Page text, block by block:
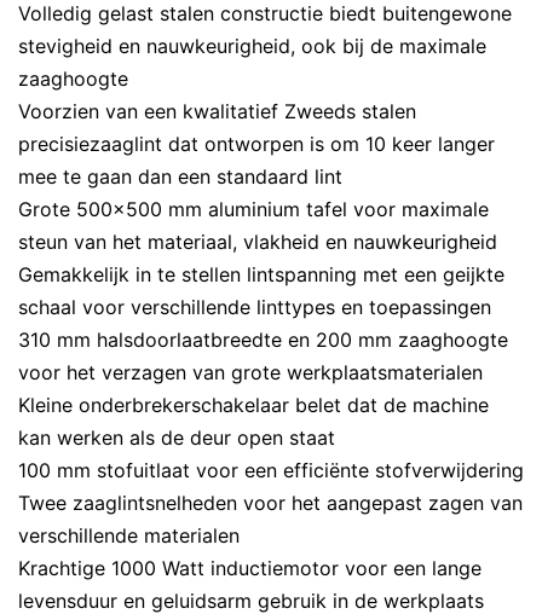
Volledig gelast stalen constructie biedt buitengewone
stevigheid en nauwkeurigheid, ook bij de maximale
zaaghoogte
Voorzien van een kwalitatief Zweeds stalen
precisiezaaglint dat ontworpen is om 10 keer langer
mee te gaan dan een standaard lint
Grote 500x500 mm aluminium tafel voor maximale
steun van het materiaal, vlakheid en nauwkeurigheid
Gemakkelijk in te stellen lintspanning met een geijkte
schaal voor verschillende linttypes en toepassingen
310 mm halsdoorlaatbreedte en 200 mm zaaghoogte
voor het verzagen van grote werkplaatsmaterialen
Kleine onderbrekerschakelaar belet dat de machine
kan werken als de deur open staat
100 mm stofuitlaat voor een efficiënte stofverwijdering
Twee zaaglintsnelheden voor het aangepast zagen van
verschillende materialen
Krachtige 1000 Watt inductiemotor voor een lange
levensduur en geluidsarm gebruik in de werkplaats